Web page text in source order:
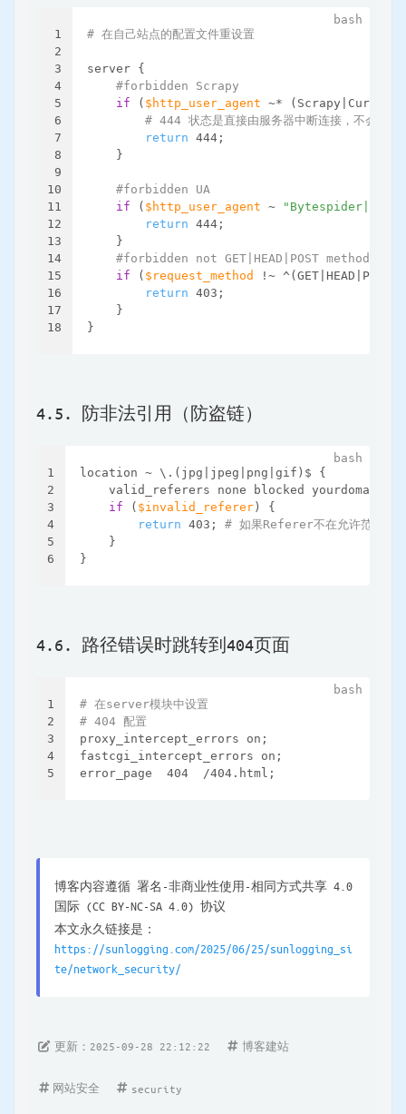
1
2
3
4
5
6
7
8
9
10
11
12
13
14
15
16
17
18
# 在自己站点的配置文件重设置
server {
#forbidden Scrapy
if ( $http_user_agent ~*
# 444 状态是直接由服务器中断连接，不会向客
return 444;
    }
#forbidden UA
if ( $http_user_agent ~
return 444;
    }
#forbidden not GET|HEAD|POST method
if ( $request_method
!~
return 403;
    }
}
4.5. 防非法引用（防盗链）
1
2
3
4
5
6
location ~ \.(jpg|jpeg|png|gif)$ {
valid_referers none blocked
if ( $invalid_referer ) {
return 403; # 如果Referer不在允许范围内
    }
}
4.6. 路径错误时跳转到404页面
1
2
3
4
5
# 在server模块中设置
# 404 配置
proxy_intercept_errors on;
fastcgi_intercept_errors on;
error_page  404  /404.html;
博客内容遵循 署名-非商业性使用-相同方式共享 4.0
国际 (CC BY-NC-SA 4.0) 协议
本文永久链接是：
https://sunlogging.com/2025/06/25/sunlogging_si
te/network_security/
更新：2025-09-28 22:12:22 博客建站
网站安全 security